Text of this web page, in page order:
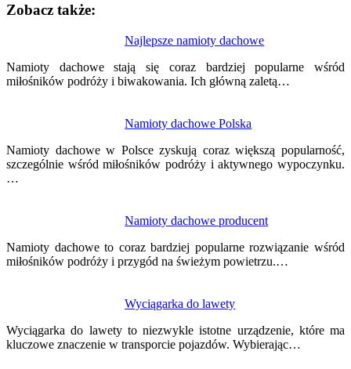
Zobacz także:
Najlepsze namioty dachowe
Namioty dachowe stają się coraz bardziej popularne wśród
miłośników podróży i biwakowania. Ich główną zaletą…
Namioty dachowe Polska
Namioty dachowe w Polsce zyskują coraz większą popularność,
szczególnie wśród miłośników podróży i aktywnego wypoczynku.
…
Namioty dachowe producent
Namioty dachowe to coraz bardziej popularne rozwiązanie wśród
miłośników podróży i przygód na świeżym powietrzu.…
Wyciągarka do lawety
Wyciągarka do lawety to niezwykle istotne urządzenie, które ma
kluczowe znaczenie w transporcie pojazdów. Wybierając…
wpisu